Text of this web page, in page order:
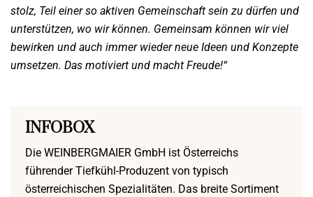
stolz, Teil einer so aktiven Gemeinschaft sein zu dürfen und
unterstützen, wo wir können. Gemeinsam können wir viel
bewirken und auch immer wieder neue Ideen und Konzepte
umsetzen. Das motiviert und macht Freude!“
INFOBOX
Die WEINBERGMAIER GmbH ist Österreichs
führender Tiefkühl-Produzent von typisch
österreichischen Spezialitäten. Das breite Sortiment